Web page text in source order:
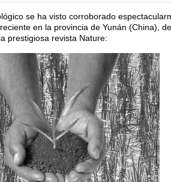
se ha visto corroborado
en la provincia de Yunán (China),
prestigiosa revista Nature: